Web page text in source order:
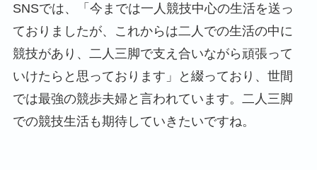
SNSでは、「今までは一人競技中心の生活を送っ
ておりましたが、これからは二人での生活の中に
競技があり、二人三脚で支え合いながら頑張って
いけたらと思っております」と綴っており、世間
では最強の競歩夫婦と言われています。二人三脚
での競技生活も期待していきたいですね。